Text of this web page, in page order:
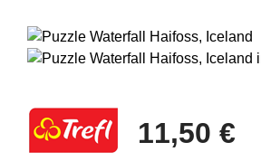
11,50 €